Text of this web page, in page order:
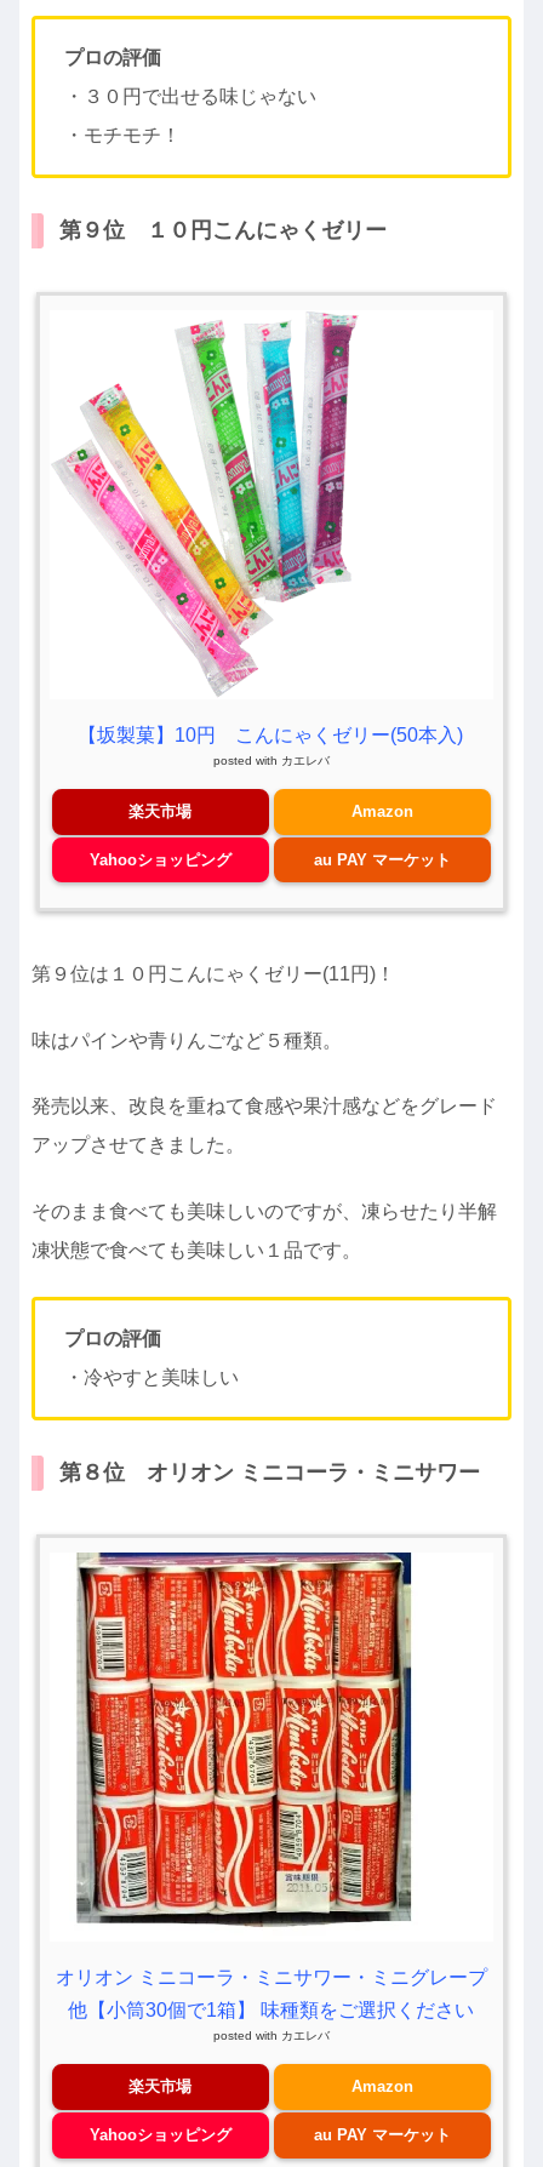
プロの評価
・３０円で出せる味じゃない
・モチモチ！
第９位 １０円こんにゃくゼリー
【坂製菓】10円 こんにゃくゼリー(50本入)
posted with カエレバ
楽天市場 Amazon
Yahooショッピング au PAY マーケット
第９位は１０円こんにゃくゼリー(11円)！
味はパインや青りんごなど５種類。
発売以来、改良を重ねて食感や果汁感などをグレード
アップさせてきました。
そのまま食べても美味しいのですが、凍らせたり半解
凍状態で食べても美味しい１品です。
プロの評価
・冷やすと美味しい
第８位 オリオン ミニコーラ・ミニサワー
オリオン ミニコーラ・ミニサワー・ミニグレープ
他【小筒30個で1箱】 味種類をご選択ください
posted with カエレバ
楽天市場 Amazon
Yahooショッピング au PAY マーケット